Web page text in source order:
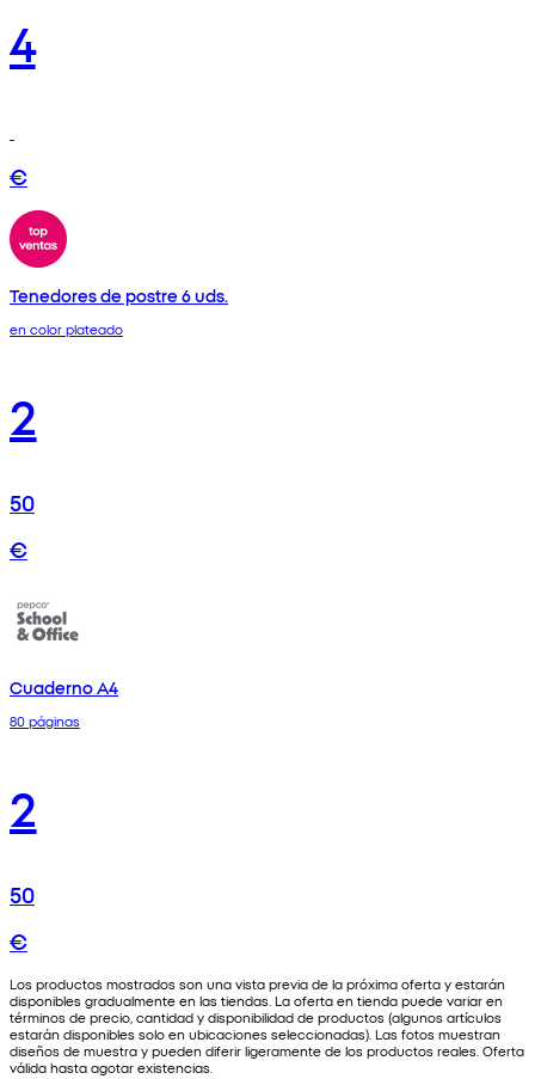
4
€
Tenedores de postre 6 uds.
en color plateado
2
50
€
Cuaderno A4
80 páginas
2
50
€
Los productos mostrados son una vista previa de la próxima oferta y estarán
disponibles gradualmente en las tiendas. La oferta en tienda puede variar en
términos de precio, cantidad y disponibilidad de productos (algunos artículos
estarán disponibles solo en ubicaciones seleccionadas). Las fotos muestran
diseños de muestra y pueden diferir ligeramente de los productos reales. Oferta
válida hasta agotar existencias.